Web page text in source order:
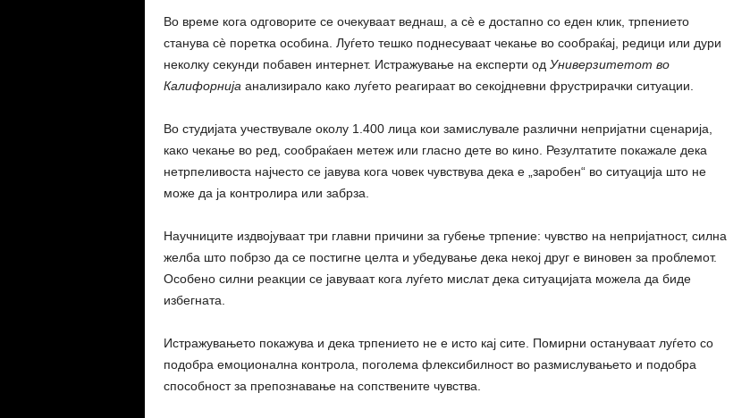
Во време кога одговорите се очекуваат веднаш, а сè е достапно со еден клик, трпението
станува сè поретка особина. Луѓето тешко поднесуваат чекање во сообраќај, редици или дури
неколку секунди побавен интернет. Истражување на експерти од Универзитетот во
Калифорнија анализирало како луѓето реагираат во секојдневни фрустрирачки ситуации.
Во студијата учествувале околу 1.400 лица кои замислувале различни непријатни сценарија,
како чекање во ред, сообраќаен метеж или гласно дете во кино. Резултатите покажале дека
нетрпеливоста најчесто се јавува кога човек чувствува дека е „заробен“ во ситуација што не
може да ја контролира или забрза.
Научниците издвојуваат три главни причини за губење трпение: чувство на непријатност, силна
желба што побрзо да се постигне целта и убедување дека некој друг е виновен за проблемот.
Особено силни реакции се јавуваат кога луѓето мислат дека ситуацијата можела да биде
избегната.
Истражувањето покажува и дека трпението не е исто кај сите. Помирни остануваат луѓето со
подобра емоционална контрола, поголема флексибилност во размислувањето и подобра
способност за препознавање на сопствените чувства.